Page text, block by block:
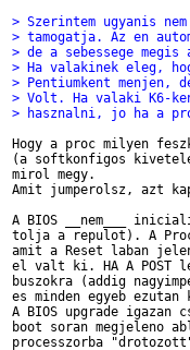
> Szerintem ugyanis
> tamogatja. Az en
> de a sebessege
> Ha valakinek eleg,
> Pentiumkent
> Volt. Ha valaki K6-
> hasznalni, jo ha a
Hogy a proc milyen
(a softkonfigos
mirol megy.
Amit jumperolsz, azt
A BIOS __nem___
tolja a repulot). A
amit a Reset laban
el valt ki. HA A
buszokra (addig
es minden egyeb
A BIOS upgrade igazan
boot soran megjeleno
processzorba